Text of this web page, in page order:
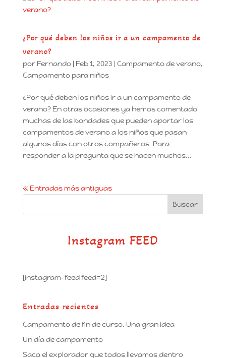
¿Por qué deben los niños ir a un campamento de
verano?
por Fernando| Feb 1, 2023 | Campamento de verano,
Campamento para niños
¿Por qué deben los niños ir a un campamento de
verano? En otras ocasiones ya hemos comentado
muchas de las bondades que pueden aportar los
campamentos de verano a los niños que pasan
algunos días con otros compañeros. Para
responder a la pregunta que se hacen muchos...
« Entradas más antiguas
Instagram FEED
[instagram-feed feed=2]
Entradas recientes
Campamento de fin de curso. Una gran idea
Un día de campamento
Saca el explorador que todos llevamos dentro